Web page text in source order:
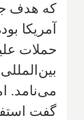
که هدف
آمریکا
حملات
می‌نامد.
گفت